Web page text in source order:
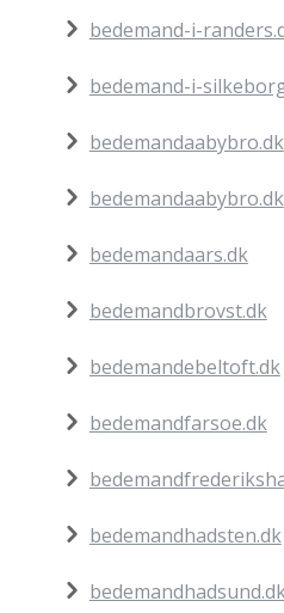
bedemand-i-
bedemand-i-
bedemandaabybro.dk
bedemandaabybro.dk
bedemandaars.dk
bedemandbrovst.dk
bedemandebeltoft.dk
bedemandfarsoe.dk
bedemandhadsten.dk